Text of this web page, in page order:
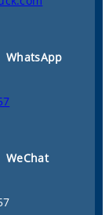
WhatsApp
WeChat